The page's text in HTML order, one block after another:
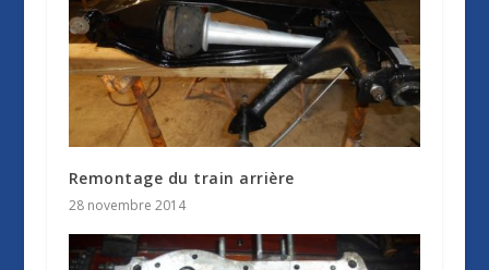
Remontage du train arrière
28 novembre 2014